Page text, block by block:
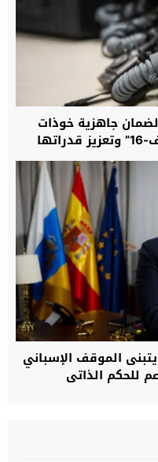
جاهزية خوذات
التصويب الذكية لمقاتلات “إف-16” وتعزيز قدراتها
الموقف الإسباني
للحكم الذاتي